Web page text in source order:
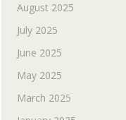
August 2025
July 2025
June 2025
May 2025
March 2025